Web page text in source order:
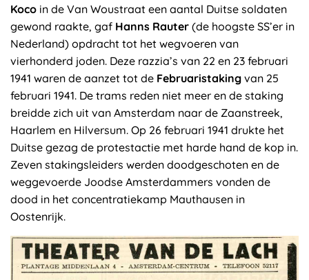
Koco in de Van Woustraat een aantal Duitse soldaten
gewond raakte, gaf Hanns Rauter (de hoogste SS’er in
Nederland) opdracht tot het wegvoeren van
vierhonderd joden. Deze razzia’s van 22 en 23 februari
1941 waren de aanzet tot de Februaristaking van 25
februari 1941. De trams reden niet meer en de staking
breidde zich uit van Amsterdam naar de Zaanstreek,
Haarlem en Hilversum. Op 26 februari 1941 drukte het
Duitse gezag de protestactie met harde hand de kop in.
Zeven stakingsleiders werden doodgeschoten en de
weggevoerde Joodse Amsterdammers vonden de
dood in het concentratiekamp Mauthausen in
Oostenrijk.